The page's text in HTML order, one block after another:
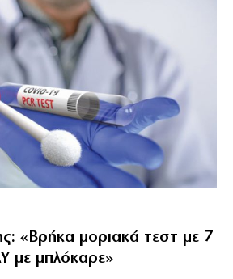
«Βρήκα μοριακά τεστ με 7
με μπλόκαρε»